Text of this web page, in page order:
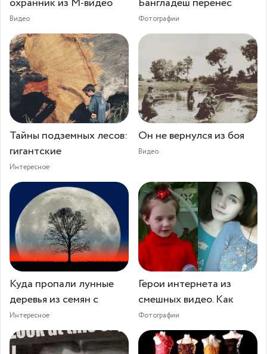
охранник из М-видео
Видео
Бангладеш перенес
Фотографии
Тайны подземных лесов:
гигантские
Интересное
Он не вернулся из боя
Видео
Куда пропали лунные
деревья из семян с
Интересное
Герои интернета из
смешных видео. Как
Фотографии